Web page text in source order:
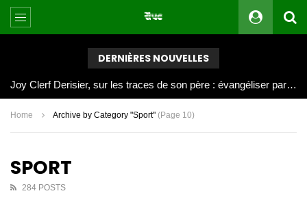
DERNIÈRES NOUVELLES
Joy Clerf Derisier, sur les traces de son père : évangéliser par la musique
Home Archive by Category "Sport" (Page 10)
SPORT
284 POSTS